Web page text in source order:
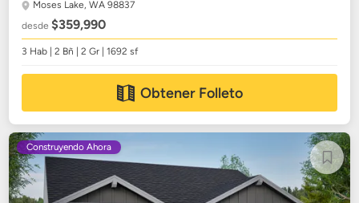
Moses Lake, WA 98837
desde$359,990
3 Hab | 2 Bñ | 2 Gr | 1692 sf
Obtener Folleto
Construyendo Ahora